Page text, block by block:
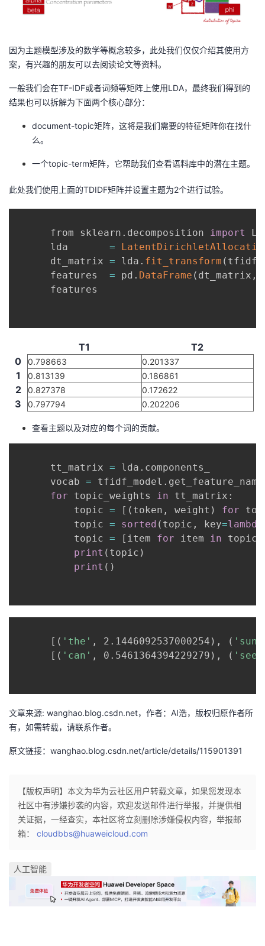
因为主题模型涉及的数学等概念较多，此处我们仅仅介绍其使用方
案，有兴趣的朋友可以去阅读论文等资料。
一般我们会在TF-IDF或者词频等矩阵上使用LDA，最终我们得到的
结果也可以拆解为下面两个核心部分：
document-topic矩阵，这将是我们需要的特征矩阵你在找什
么。
一个topic-term矩阵，它帮助我们查看语料库中的潜在主题。
此处我们使用上面的TDIDF矩阵并设置主题为2个进行试验。
      from sklearn
. decomposition import
      lda
=
      dt_matrix
= lda . fit_transform (
      features
= pd . DataFrame ( dt_matrix ,
      features
T1
T2
0
0.798663 0.201337
1 0.813139 0.186861
2 0.827378 0.172622
3 0.797794 0.202206
查看主题以及对应的每个词的贡献。
      tt_matrix
= lda . components_
      vocab
= tfidf_model .
for topic_weights in tt_matrix :
          topic
= [ ( token , weight ) for
          topic
= sorted ( topic , key=lambda
          topic
= [ item for item in topic
print ( topic )
print ( )
      [
( 'the' , 2.1446092537000254 ) , ( 'sun'
      [
( 'can' , 0.5461364394229279 ) , ( 'see'
文章来源: wanghao.blog.csdn.net，作者：AI浩，版权归原作者所
有，如需转载，请联系作者。
原文链接：wanghao.blog.csdn.net/article/details/115901391
【版权声明】本文为华为云社区用户转载文章，如果您发现本
社区中有涉嫌抄袭的内容，欢迎发送邮件进行举报，并提供相
关证据，一经查实，本社区将立刻删除涉嫌侵权内容，举报邮
箱： cloudbbs@huaweicloud.com
人工智能